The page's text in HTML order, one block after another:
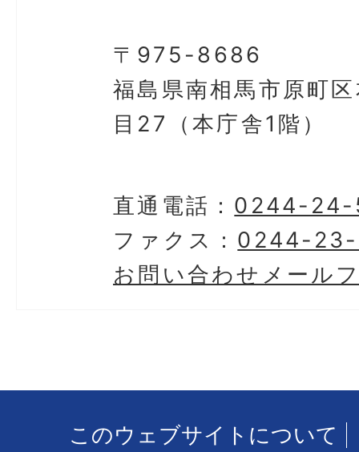
〒975-8686
福島県南相馬市原町
目27（本庁舎1階）
直通電話： 0244-24-
ファクス： 0244-
お問い合わせメール
このウェブサイトについて